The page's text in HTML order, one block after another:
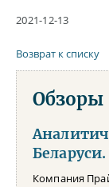
2021-12-13
Возврат к списку
Обзоры
Компания